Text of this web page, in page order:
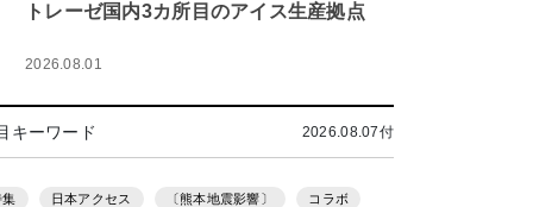
トレーゼ国内3カ所目のアイス生産拠点
2026.08.01
キーワード 2026.08.07付
集 日本アクセス 〔熊本地震影響〕 コラボ